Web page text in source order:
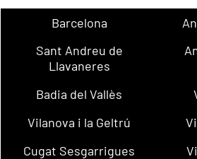
Barcelona
Sant Andreu de
Llavaneres
Badia del Vallès
Vilanova i la Geltrú
Cugat Sesgarrigues